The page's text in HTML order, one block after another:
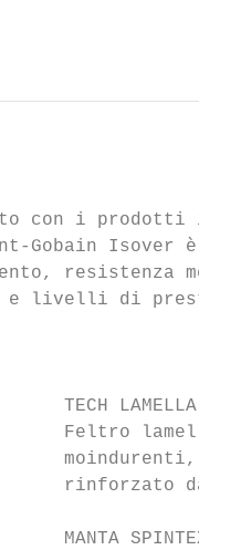
con i prodotti in
Gobain Isover è
resistenza
e livelli di
TECH LAMELLA
Feltro
moindurenti,
rinforzato da
MANTA SPINTEX